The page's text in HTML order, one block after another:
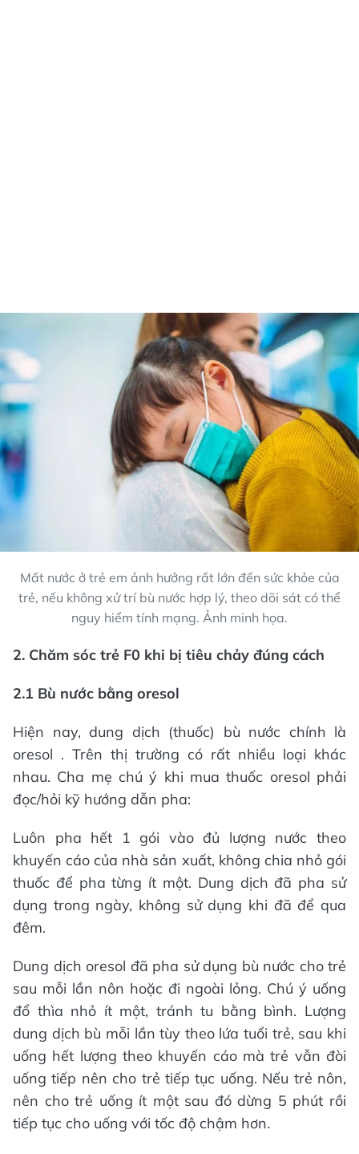
Mất nước ở trẻ em ảnh hưởng rất lớn đến sức khỏe của
trẻ, nếu không xử trí bù nước hợp lý, theo dõi sát có thể
nguy hiểm tính mạng. Ảnh minh họa.
2. Chăm sóc trẻ F0 khi bị tiêu chảy đúng cách
2.1 Bù nước bằng oresol
Hiện nay, dung dịch (thuốc) bù nước chính là
oresol . Trên thị trường có rất nhiều loại khác
nhau. Cha mẹ chú ý khi mua thuốc oresol phải
đọc/hỏi kỹ hướng dẫn pha:
Luôn pha hết 1 gói vào đủ lượng nước theo
khuyến cáo của nhà sản xuất, không chia nhỏ gói
thuốc để pha từng ít một. Dung dịch đã pha sử
dụng trong ngày, không sử dụng khi đã để qua
đêm.
Dung dịch oresol đã pha sử dụng bù nước cho trẻ
sau mỗi lần nôn hoặc đi ngoài lỏng. Chú ý uống
đổ thìa nhỏ ít một, tránh tu bằng bình. Lượng
dung dịch bù mỗi lần tùy theo lứa tuổi trẻ, sau khi
uống hết lượng theo khuyến cáo mà trẻ vẫn đòi
uống tiếp nên cho trẻ tiếp tục uống. Nếu trẻ nôn,
nên cho trẻ uống ít một sau đó dừng 5 phút rồi
tiếp tục cho uống với tốc độ chậm hơn.